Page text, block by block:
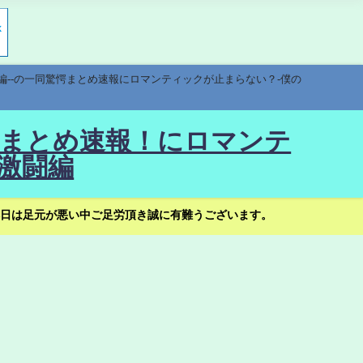
の一同驚愕まとめ速報にロマンティックが止まらない？-僕の
とめ速報！にロマンテ
闘編
足元が悪い中ご足労頂き誠に有難うございます。